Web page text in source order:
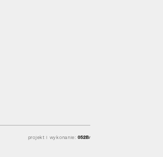
projekt i wykonanie: